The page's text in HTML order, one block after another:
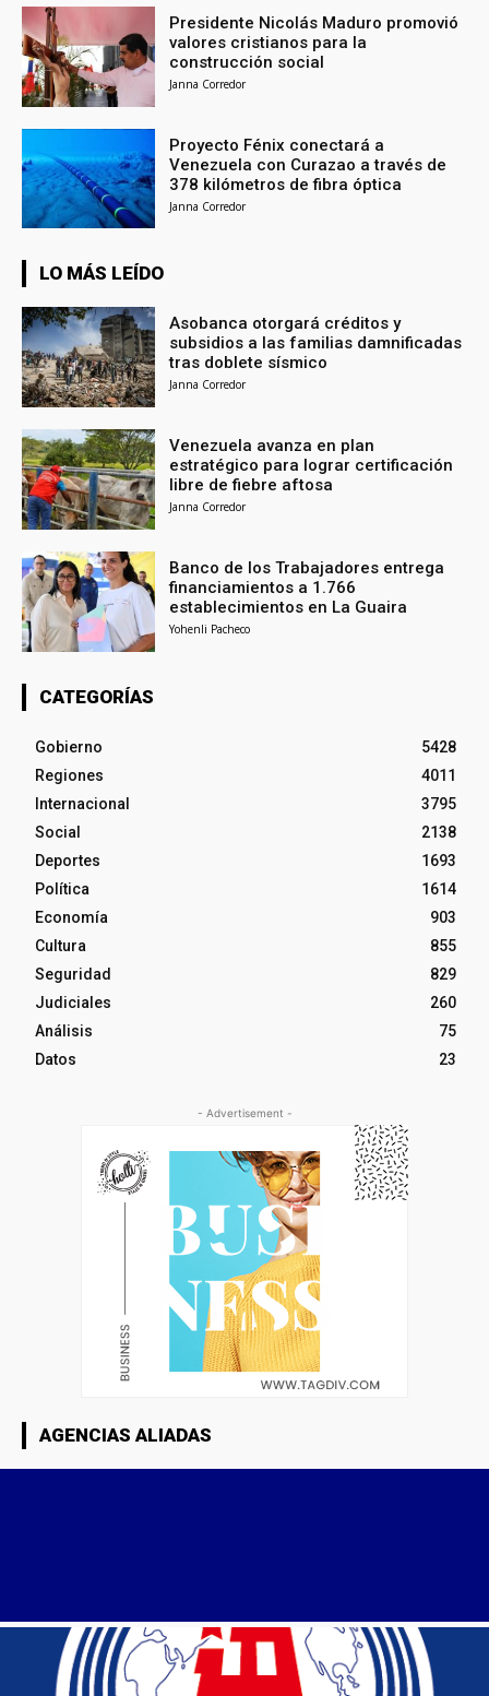
Presidente Nicolás Maduro promovió
valores cristianos para la
construcción social
Janna Corredor
Proyecto Fénix conectará a
Venezuela con Curazao a través de
378 kilómetros de fibra óptica
Janna Corredor
LO MÁS LEÍDO
Asobanca otorgará créditos y
subsidios a las familias damnificadas
tras doblete sísmico
Janna Corredor
Venezuela avanza en plan
estratégico para lograr certificación
libre de fiebre aftosa
Janna Corredor
Banco de los Trabajadores entrega
financiamientos a 1.766
establecimientos en La Guaira
Yohenli Pacheco
CATEGORÍAS
Gobierno
5428
Regiones
4011
Internacional
3795
Social
2138
Deportes
1693
Política
1614
Economía
903
Cultura
855
Seguridad
829
Judiciales
260
Análisis
75
Datos
23
- Advertisement -
AGENCIAS ALIADAS